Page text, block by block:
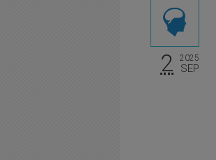
2 2025
SEP